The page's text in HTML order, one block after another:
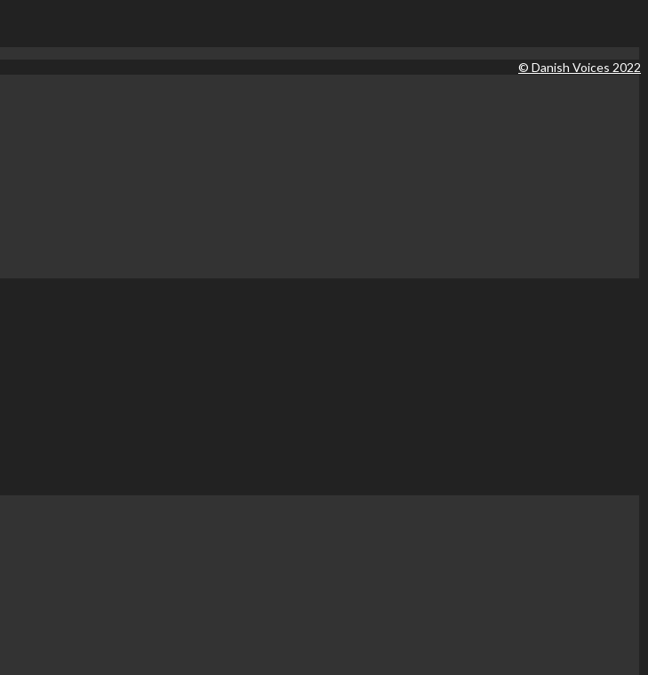
© Danish Voices 2022